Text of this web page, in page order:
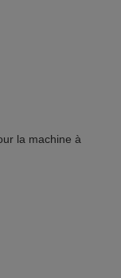
la machine à